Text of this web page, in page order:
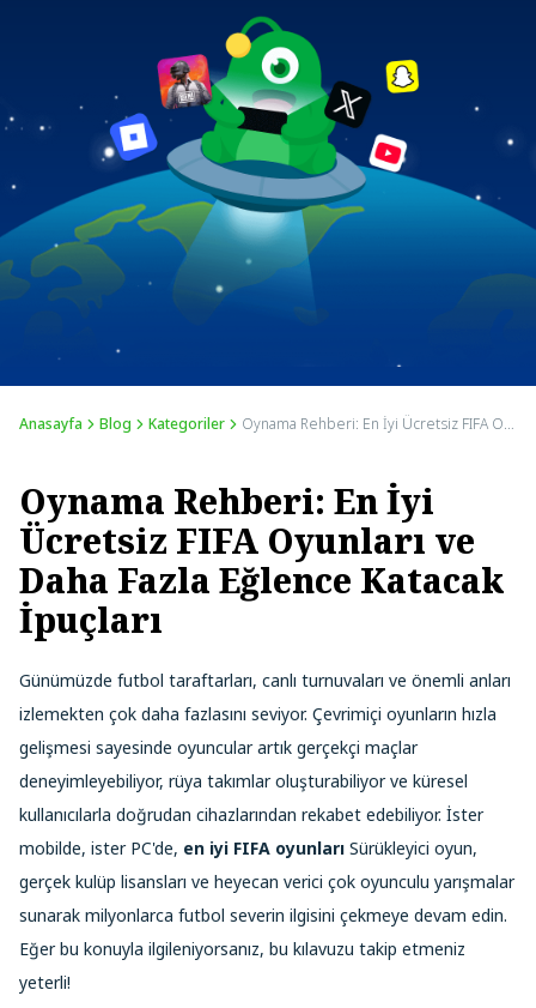
Anasayfa Blog Kategoriler Oynama Rehberi: En İyi Ücretsiz FIFA Oyunları ve Daha Fazla Eğlence Katacak İpuçları
Oynama Rehberi: En İyi
Ücretsiz FIFA Oyunları ve
Daha Fazla Eğlence Katacak
İpuçları
Günümüzde futbol taraftarları, canlı turnuvaları ve önemli anları
izlemekten çok daha fazlasını seviyor. Çevrimiçi oyunların hızla
gelişmesi sayesinde oyuncular artık gerçekçi maçlar
deneyimleyebiliyor, rüya takımlar oluşturabiliyor ve küresel
kullanıcılarla doğrudan cihazlarından rekabet edebiliyor. İster
mobilde, ister PC'de, en iyi FIFA oyunları Sürükleyici oyun,
gerçek kulüp lisansları ve heyecan verici çok oyunculu yarışmalar
sunarak milyonlarca futbol severin ilgisini çekmeye devam edin.
Eğer bu konuyla ilgileniyorsanız, bu kılavuzu takip etmeniz
yeterli!